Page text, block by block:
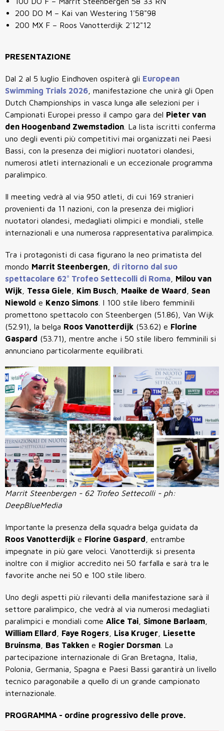
200 DO M – Kai van Westering 1'58"98
200 MX F – Roos Vanotterdijk 2'12"12
PRESENTAZIONE
Dal 2 al 5 luglio Eindhoven ospiterà gli European
Swimming Trials 2026 , manifestazione che unirà gli Open
Dutch Championships in vasca lunga alle selezioni per i
Campionati Europei presso il campo gara del Pieter van
den Hoogenband Zwemstadion . La lista iscritti conferma
uno degli eventi più competitivi mai organizzati nei Paesi
Bassi, con la presenza dei migliori nuotatori olandesi,
numerosi atleti internazionali e un eccezionale programma
paralimpico.
Il meeting vedrà al via 950 atleti, di cui 169 stranieri
provenienti da 11 nazioni, con la presenza dei migliori
nuotatori olandesi, medagliati olimpici e mondiali, stelle
internazionali e una numerosa rappresentativa paralimpica.
Tra i protagonisti di casa figurano la neo primatista del
mondo Marrit Steenbergen, di ritorno dal suo
spettacolare 62° Trofeo Settecolli di Roma
Milou van
Wijk
Tessa Giele Kim Busch Maaike de Waard
Sean
Niewold e Kenzo Simons . I 100 stile libero femminili
promettono spettacolo con Steenbergen (51.86), Van Wijk
(52.91), la belga Roos Vanotterdijk (53.62) e Florine
Gaspard (53.71), mentre anche i 50 stile libero femminili si
annunciano particolarmente equilibrati.
Marrit Steenbergen - 62 Trofeo Settecolli - ph:
DeepBlueMedia
Importante la presenza della squadra belga guidata da
Roos Vanotterdijk e Florine Gaspard , entrambe
impegnate in più gare veloci. Vanotterdijk si presenta
inoltre con il miglior accredito nei 50 farfalla e sarà tra le
favorite anche nei 50 e 100 stile libero.
Uno degli aspetti più rilevanti della manifestazione sarà il
settore paralimpico, che vedrà al via numerosi medagliati
paralimpici e mondiali come Alice Tai Simone Barlaam
William Ellard
Faye Rogers Lisa Kruger
Liesette
Bruinsma
Bas Takken e Rogier Dorsman . La
partecipazione internazionale di Gran Bretagna, Italia,
Polonia, Germania, Spagna e Paesi Bassi garantirà un livello
tecnico paragonabile a quello di un grande campionato
internazionale.
PROGRAMMA - ordine progressivo delle prove.